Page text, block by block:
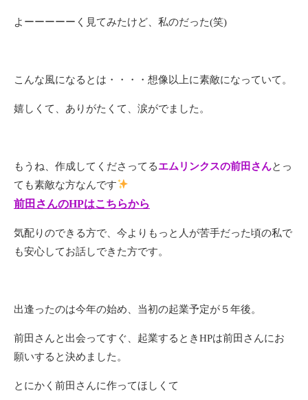
よーーーーーく見てみたけど、私のだった(笑)
こんな風になるとは・・・・想像以上に素敵になっていて。
嬉しくて、ありがたくて、涙がでました。
もうね、作成してくださってるエムリンクスの前田さんとっ
ても素敵な方なんです
前田さんのHPはこちらから
気配りのできる方で、今よりもっと人が苦手だった頃の私で
も安心してお話しできた方です。
出逢ったのは今年の始め、当初の起業予定が５年後。
前田さんと出会ってすぐ、起業するときHPは前田さんにお
願いすると決めました。
とにかく前田さんに作ってほしくて